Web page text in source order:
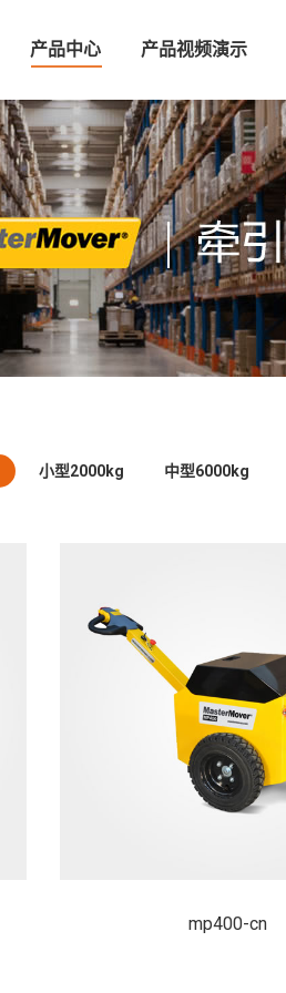
产品中心 产品视频演示
小型2000kg 中型6000kg
mp400-cn